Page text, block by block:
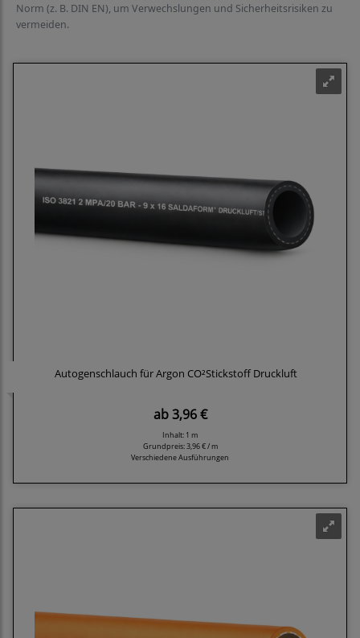
Norm (z. B. DIN EN), um Verwechslungen und Sicherheitsrisiken zu
vermeiden.
Autogenschlauch für Argon CO²Stickstoff Druckluft
ab3,96 €
Inhalt: 1 m
Grundpreis:3,96 € / m
Verschiedene Ausführungen